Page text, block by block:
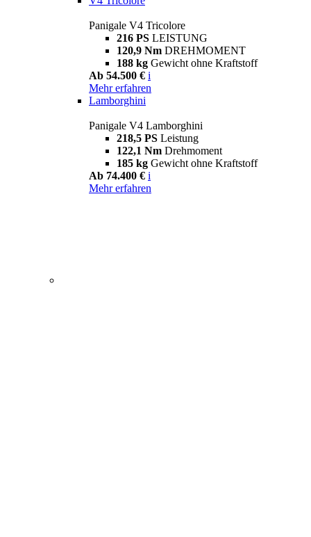
Panigale V4 Tricolore
216 PS LEISTUNG
120,9 Nm DREHMOMENT
188 kg Gewicht ohne Kraftstoff
Ab 54.500 € i
Mehr erfahren
Lamborghini
Panigale V4 Lamborghini
218,5 PS Leistung
122,1 Nm Drehmoment
185 kg Gewicht ohne Kraftstoff
Ab 74.400 € i
Mehr erfahren